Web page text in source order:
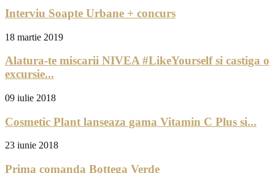
Interviu Soapte Urbane + concurs
18 martie 2019
Alatura-te miscarii NIVEA #LikeYourself si castiga o
excursie...
09 iulie 2018
Cosmetic Plant lanseaza gama Vitamin C Plus si...
23 iunie 2018
Prima comanda Bottega Verde